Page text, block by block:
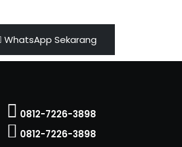
WhatsApp Sekarang
0812-7226-3898
0812-7226-3898